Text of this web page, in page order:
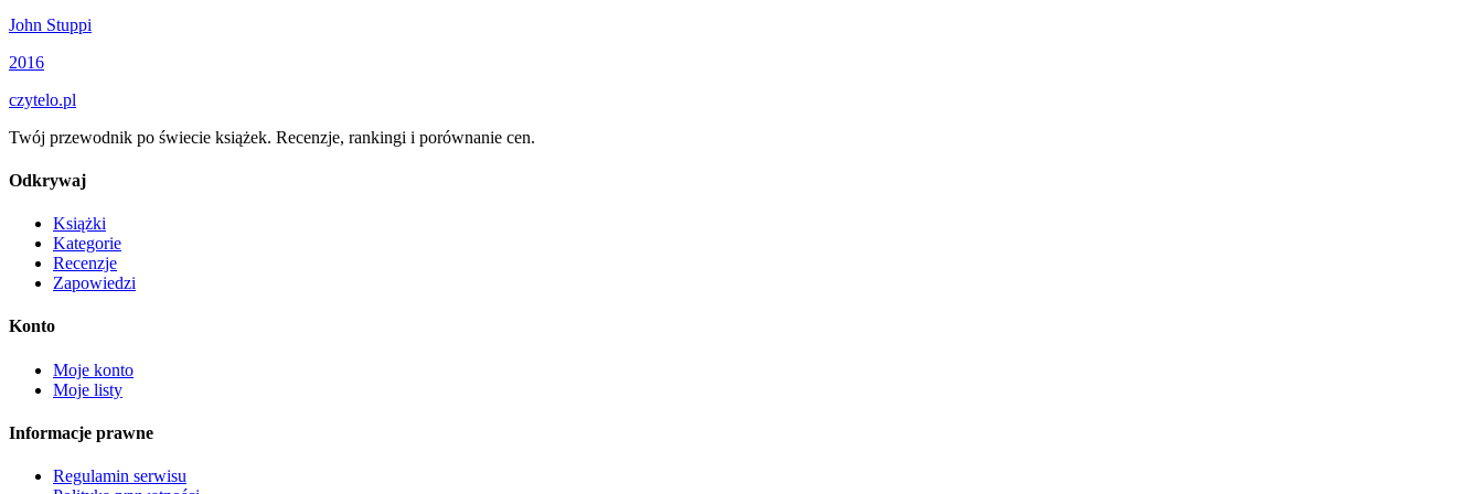
John Stuppi
2016
czytelo.pl
Twój przewodnik po świecie książek. Recenzje, rankingi i porównanie cen.
Odkrywaj
Książki
Kategorie
Recenzje
Zapowiedzi
Konto
Moje konto
Moje listy
Informacje prawne
Regulamin serwisu